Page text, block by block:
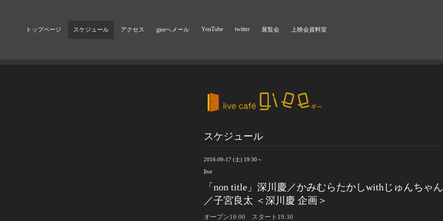
トップページ スケジュール アクセス gieeへメール YouTube twitter 展覧会 上映会資料室
スケジュール
2016-09-17 (土) 19:30～
live
「non title」深川慶／かみむらたかしwithじゅんちゃ
／子宮良太 ＜深川慶 企画＞
オープン19:00 スタート19:30